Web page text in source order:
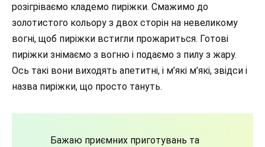
розігріваємо кладемо пиріжки. Смажимо до
золотистого кольору з двох сторін на невеликому
вогні, щоб пиріжки встигли прожариться. Готові
пиріжки знімаємо з вогню і подаємо з пилу з жару.
Ось такі вони виходять апетитні, і м’які м’які, звідси і
назва пиріжки, що просто тануть.
Бажаю приємних приготувань та